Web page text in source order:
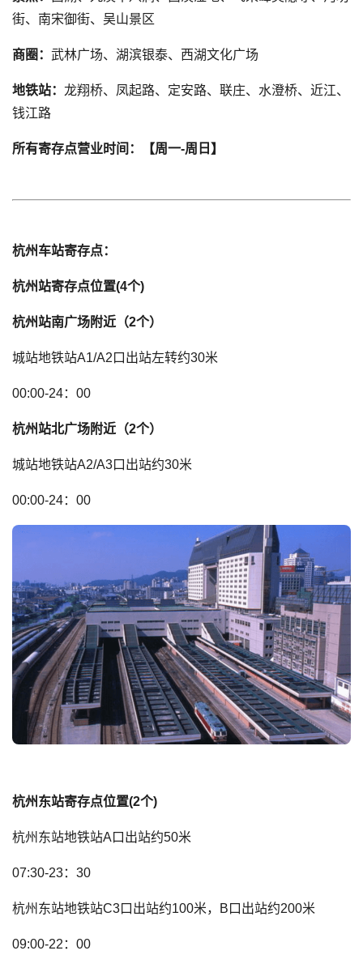
街、南宋御街、吴山景区
商圈： 武林广场、湖滨银泰、西湖文化广场
地铁站： 龙翔桥、凤起路、定安路、联庄、水澄桥、近江、
钱江路
所有寄存点营业时间：【周一-周日】
杭州车站寄存点：
杭州站寄存点位置(4个)
杭州站南广场附近（2个）
城站地铁站A1/A2口出站左转约30米
00:00-24：00
杭州站北广场附近（2个）
城站地铁站A2/A3口出站约30米
00:00-24：00
杭州东站寄存点位置(2个)
杭州东站地铁站A口出站约50米
07:30-23：30
杭州东站地铁站C3口出站约100米，B口出站约200米
09:00-22：00